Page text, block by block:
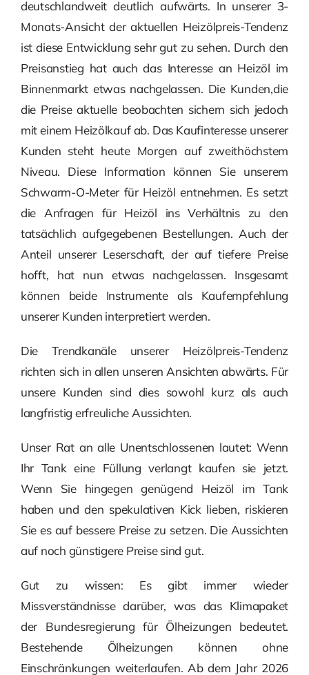
deutschlandweit deutlich aufwärts. In unserer 3-
Monats-Ansicht der aktuellen Heizölpreis-Tendenz
ist diese Entwicklung sehr gut zu sehen. Durch den
Preisanstieg hat auch das Interesse an Heizöl im
Binnenmarkt etwas nachgelassen. Die Kunden,die
die Preise aktuelle beobachten sichern sich jedoch
mit einem Heizölkauf ab. Das Kaufinteresse unserer
Kunden steht heute Morgen auf zweithöchstem
Niveau. Diese Information können Sie unserem
Schwarm-O-Meter für Heizöl entnehmen. Es setzt
die Anfragen für Heizöl ins Verhältnis zu den
tatsächlich aufgegebenen Bestellungen. Auch der
Anteil unserer Leserschaft, der auf tiefere Preise
hofft, hat nun etwas nachgelassen. Insgesamt
können beide Instrumente als Kaufempfehlung
unserer Kunden interpretiert werden.
Die Trendkanäle unserer Heizölpreis-Tendenz
richten sich in allen unseren Ansichten abwärts. Für
unsere Kunden sind dies sowohl kurz als auch
langfristig erfreuliche Aussichten.
Unser Rat an alle Unentschlossenen lautet: Wenn
Ihr Tank eine Füllung verlangt kaufen sie jetzt.
Wenn Sie hingegen genügend Heizöl im Tank
haben und den spekulativen Kick lieben, riskieren
Sie es auf bessere Preise zu setzen. Die Aussichten
auf noch günstigere Preise sind gut.
Gut zu wissen: Es gibt immer wieder
Missverständnisse darüber, was das Klimapaket
der Bundesregierung für Ölheizungen bedeutet.
Bestehende Ölheizungen können ohne
Einschränkungen weiterlaufen. Ab dem Jahr 2026